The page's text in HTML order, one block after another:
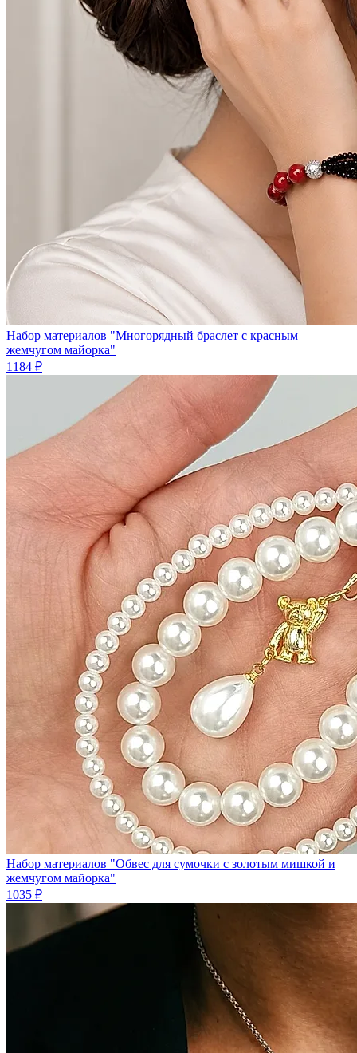
Набор материалов "Многорядный браслет с красным
жемчугом майорка"
1184 ₽
Набор материалов "Обвес для сумочки с золотым мишкой и
жемчугом майорка"
1035 ₽